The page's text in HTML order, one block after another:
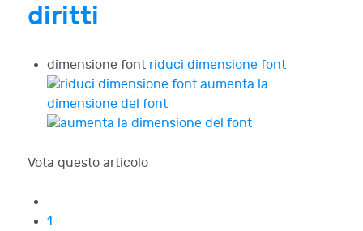
diritti
dimensione font riduci dimensione font
aumenta la
dimensione del font
Vota questo articolo
1